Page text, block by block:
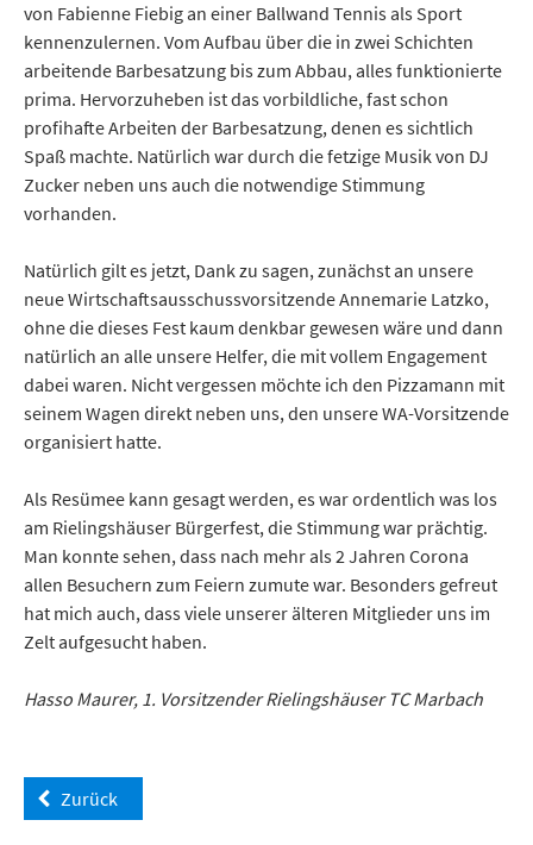
von Fabienne Fiebig an einer Ballwand Tennis als Sport
kennenzulernen. Vom Aufbau über die in zwei Schichten
arbeitende Barbesatzung bis zum Abbau, alles funktionierte
prima. Hervorzuheben ist das vorbildliche, fast schon
profihafte Arbeiten der Barbesatzung, denen es sichtlich
Spaß machte. Natürlich war durch die fetzige Musik von DJ
Zucker neben uns auch die notwendige Stimmung
vorhanden.
Natürlich gilt es jetzt, Dank zu sagen, zunächst an unsere
neue Wirtschaftsausschussvorsitzende Annemarie Latzko,
ohne die dieses Fest kaum denkbar gewesen wäre und dann
natürlich an alle unsere Helfer, die mit vollem Engagement
dabei waren. Nicht vergessen möchte ich den Pizzamann mit
seinem Wagen direkt neben uns, den unsere WA-Vorsitzende
organisiert hatte.
Als Resümee kann gesagt werden, es war ordentlich was los
am Rielingshäuser Bürgerfest, die Stimmung war prächtig.
Man konnte sehen, dass nach mehr als 2 Jahren Corona
allen Besuchern zum Feiern zumute war. Besonders gefreut
hat mich auch, dass viele unserer älteren Mitglieder uns im
Zelt aufgesucht haben.
Hasso Maurer, 1. Vorsitzender Rielingshäuser TC Marbach
Zurück